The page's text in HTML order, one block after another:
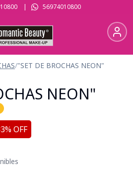
| 56974010800
/"SET DE BROCHAS NEON"
NEON"
% OFF